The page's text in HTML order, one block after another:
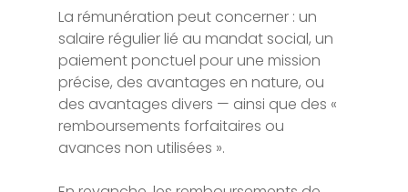
La rémunération peut concerner : un
salaire régulier lié au mandat social, un
paiement ponctuel pour une mission
précise, des avantages en nature, ou
des avantages divers — ainsi que des «
remboursements forfaitaires ou
avances non utilisées ».